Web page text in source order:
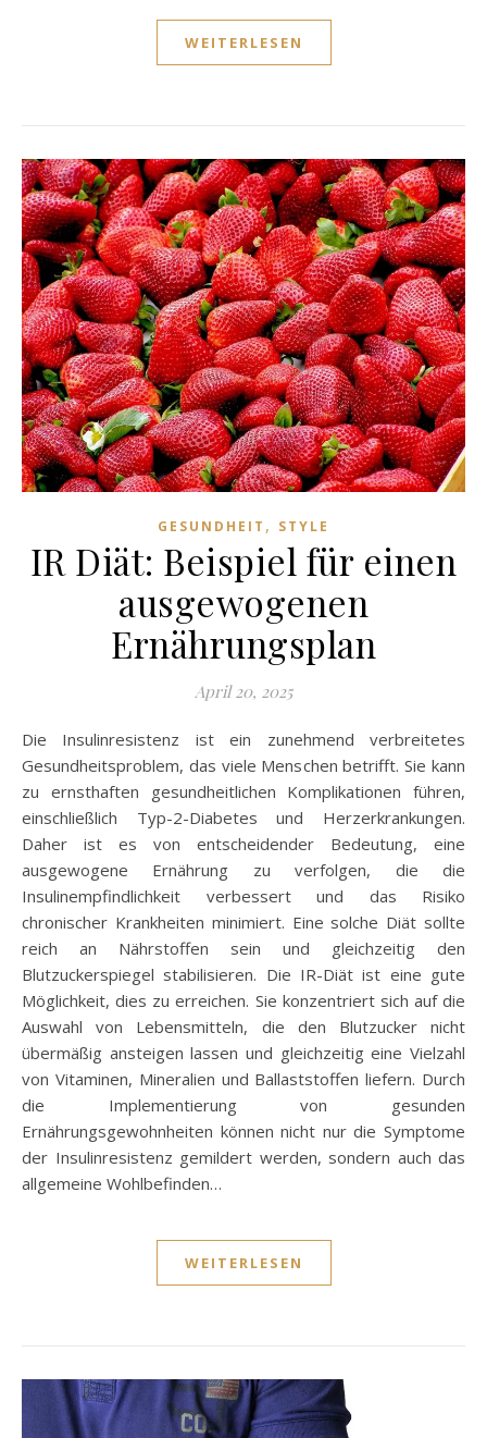
WEITERLESEN
GESUNDHEIT , STYLE
IR Diät: Beispiel für einen
ausgewogenen
Ernährungsplan
April 20, 2025
Die Insulinresistenz ist ein zunehmend verbreitetes
Gesundheitsproblem, das viele Menschen betrifft. Sie kann
zu ernsthaften gesundheitlichen Komplikationen führen,
einschließlich Typ-2-Diabetes und Herzerkrankungen.
Daher ist es von entscheidender Bedeutung, eine
ausgewogene Ernährung zu verfolgen, die die
Insulinempfindlichkeit verbessert und das Risiko
chronischer Krankheiten minimiert. Eine solche Diät sollte
reich an Nährstoffen sein und gleichzeitig den
Blutzuckerspiegel stabilisieren. Die IR-Diät ist eine gute
Möglichkeit, dies zu erreichen. Sie konzentriert sich auf die
Auswahl von Lebensmitteln, die den Blutzucker nicht
übermäßig ansteigen lassen und gleichzeitig eine Vielzahl
von Vitaminen, Mineralien und Ballaststoffen liefern. Durch
die Implementierung von gesunden
Ernährungsgewohnheiten können nicht nur die Symptome
der Insulinresistenz gemildert werden, sondern auch das
allgemeine Wohlbefinden…
WEITERLESEN